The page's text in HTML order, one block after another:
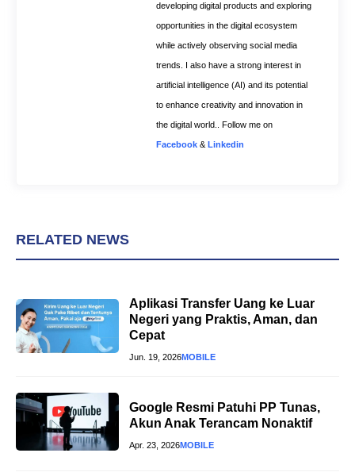
developing digital products and exploring
opportunities in the digital ecosystem
while actively observing social media
trends. I also have a strong interest in
artificial intelligence (AI) and its potential
to enhance creativity and innovation in
the digital world.. Follow me on
Facebook & Linkedin
RELATED NEWS
Aplikasi Transfer Uang ke Luar
Negeri yang Praktis, Aman, dan
Cepat
Jun. 19, 2026MOBILE
Google Resmi Patuhi PP Tunas,
Akun Anak Terancam Nonaktif
Apr. 23, 2026MOBILE